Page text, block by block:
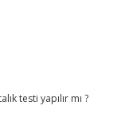
testi yapılır mı ?